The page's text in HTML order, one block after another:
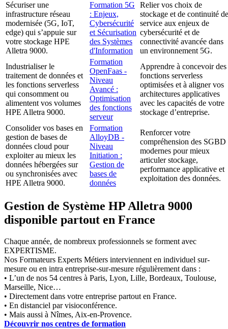
Sécuriser une
infrastructure réseau
modernisée (5G, IoT,
edge) qui s’appuie sur
votre stockage HPE
Alletra 9000.
Formation 5G
: Enjeux,
Cybersécurité
et Sécurisation
des Systèmes
d'Information
Relier vos choix de
stockage et de continuité de
service aux enjeux de
cybersécurité et de
connectivité avancée dans
un environnement 5G.
Industrialiser le
traitement de données et
les fonctions serverless
qui consomment ou
alimentent vos volumes
HPE Alletra 9000.
Formation
OpenFaas -
Niveau
Avancé :
Optimisation
des fonctions
serveur
Apprendre à concevoir des
fonctions serverless
optimisées et à aligner vos
architectures applicatives
avec les capacités de votre
stockage d’entreprise.
Consolider vos bases en
gestion de bases de
données cloud pour
exploiter au mieux les
données hébergées sur
ou synchronisées avec
HPE Alletra 9000.
Formation
AlloyDB -
Niveau
Initiation :
Gestion de
bases de
données
Renforcer votre
compréhension des SGBD
modernes pour mieux
articuler stockage,
performance applicative et
exploitation des données.
Gestion de Système HP Alletra 9000
disponible partout en France
Chaque année, de nombreux professionnels se forment avec
EXPERTISME.
Nos Formateurs Experts Métiers interviennent en individuel sur-
mesure ou en intra entreprise-sur-mesure régulièrement dans :
• L’un de nos 54 centres à Paris, Lyon, Lille, Bordeaux, Toulouse,
Marseille, Nice…
• Directement dans votre entreprise partout en France.
• En distanciel par visioconférence.
• Mais aussi à Nîmes, Aix-en-Provence.
Découvrir nos centres de formation